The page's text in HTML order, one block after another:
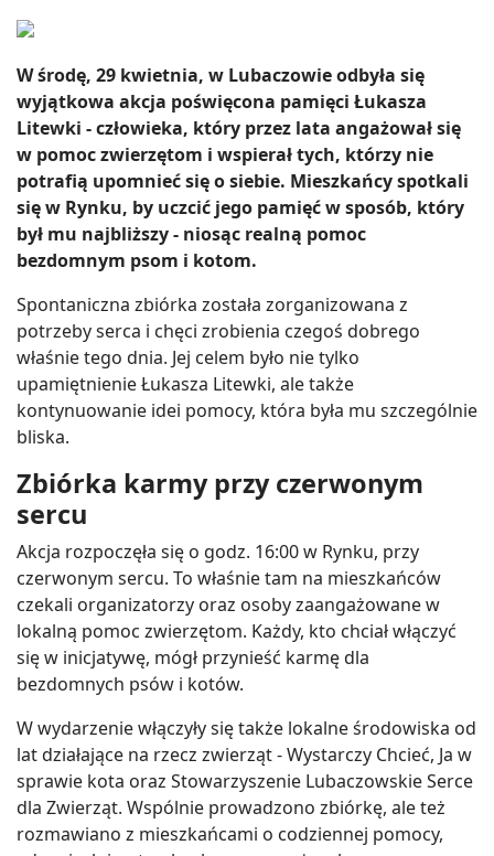
W środę, 29 kwietnia, w Lubaczowie odbyła się
wyjątkowa akcja poświęcona pamięci Łukasza
Litewki - człowieka, który przez lata angażował się
w pomoc zwierzętom i wspierał tych, którzy nie
potrafią upomnieć się o siebie. Mieszkańcy spotkali
się w Rynku, by uczcić jego pamięć w sposób, który
był mu najbliższy - niosąc realną pomoc
bezdomnym psom i kotom.
Spontaniczna zbiórka została zorganizowana z
potrzeby serca i chęci zrobienia czegoś dobrego
właśnie tego dnia. Jej celem było nie tylko
upamiętnienie Łukasza Litewki, ale także
kontynuowanie idei pomocy, która była mu szczególnie
bliska.
Zbiórka karmy przy czerwonym
sercu
Akcja rozpoczęła się o godz. 16:00 w Rynku, przy
czerwonym sercu. To właśnie tam na mieszkańców
czekali organizatorzy oraz osoby zaangażowane w
lokalną pomoc zwierzętom. Każdy, kto chciał włączyć
się w inicjatywę, mógł przynieść karmę dla
bezdomnych psów i kotów.
W wydarzenie włączyły się także lokalne środowiska od
lat działające na rzecz zwierząt - Wystarczy Chcieć, Ja w
sprawie kota oraz Stowarzyszenie Lubaczowskie Serce
dla Zwierząt. Wspólnie prowadzono zbiórkę, ale też
rozmawiano z mieszkańcami o codziennej pomocy,